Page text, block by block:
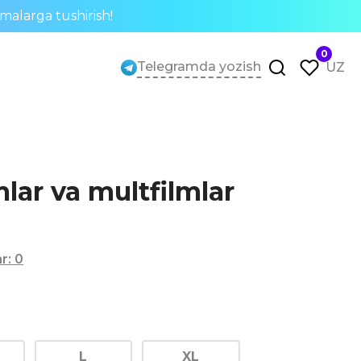
tushirish!
Telegramda yozish
0
UZ
va multfilmlar
: 0
L XL